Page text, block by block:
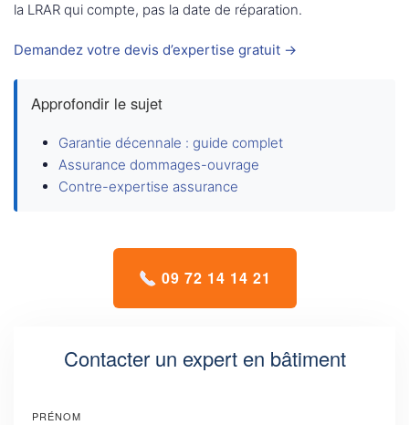
la LRAR qui compte, pas la date de réparation.
Demandez votre devis d’expertise gratuit →
Approfondir le sujet
Garantie décennale : guide complet
Assurance dommages-ouvrage
Contre-expertise assurance
09 72 14 14 21
Contacter un expert en bâtiment
PRÉNOM